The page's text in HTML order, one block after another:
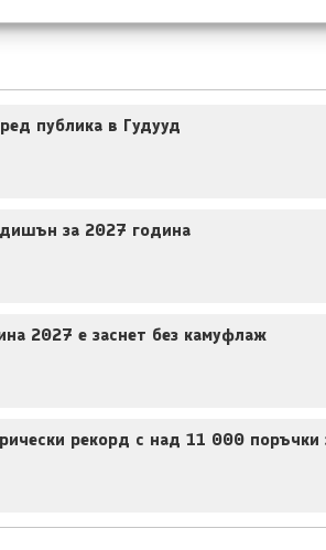
публика в Гудууд
за 2027 година
2027 е заснет без камуфлаж
рекорд с над 11 000 поръчки